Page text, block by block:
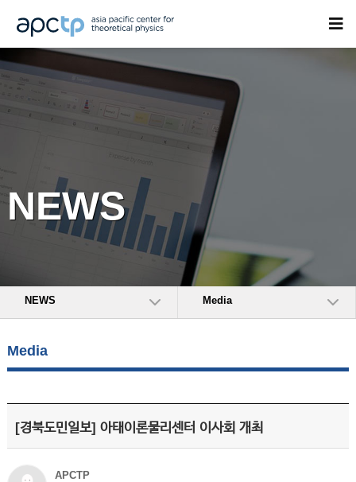
NEWS
NEWS Media
Media
[경북도민일보] 아태이론물리센터 이사회 개최
APCTP